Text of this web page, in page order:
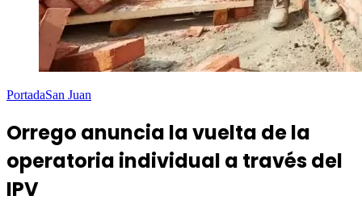
PortadaSan Juan
Orrego anuncia la vuelta de la
operatoria individual a través del
IPV